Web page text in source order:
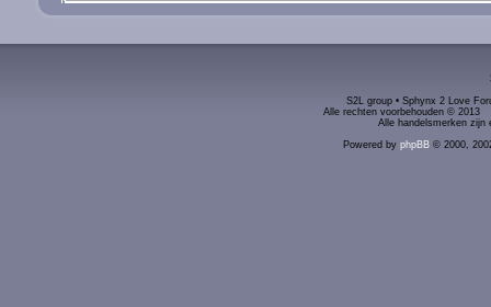
S2L group • Sphynx 2 Love
Alle rechten voorbehouden ©
Alle handelsmerken zijn
Powered by phpBB© 2000,